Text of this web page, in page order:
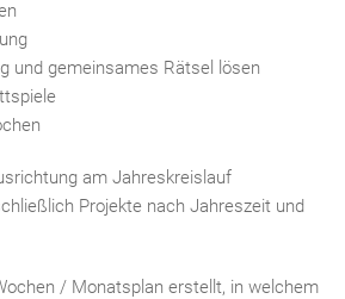
und gemeinsames Rätsel lösen
am Jahreskreislauf
Projekte nach Jahreszeit und
/ Monatsplan erstellt, in welchem